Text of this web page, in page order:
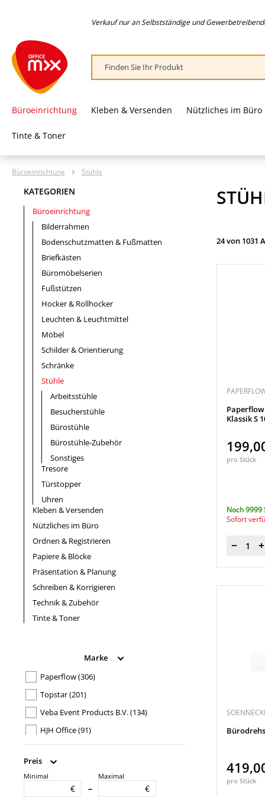
Verkauf nur an Selbstständige und
Büroeinrichtung Kleben & Versenden Nützliches im Büro
Tinte & Toner
Büroeinrichtung Stühle
KATEGORIEN
Büroeinrichtung
Bilderrahmen
Bodenschutzmatten & Fußmatten
Briefkästen
Büromöbelserien
Fußstützen
Hocker & Rollhocker
Leuchten & Leuchtmittel
Möbel
Schilder & Orientierung
Schränke
Stühle
Arbeitsstühle
Besucherstühle
Bürostühle
Bürostühle-Zubehör
Sonstiges
Tresore
Türstopper
Uhren
Kleben & Versenden
Nützliches im Büro
Ordnen & Registrieren
Papiere & Blöcke
Präsentation & Planung
Schreiben & Korrigieren
Technik & Zubehör
Tinte & Toner
Marke
Paperflow(306)
Topstar(201)
Veba Event Products B.V.(134)
HJH Office(91)
memo(63)
Sedus
Mey Systems GmbH(34)
Preis
Minimal
€ –
Maximal
€
optionales Zubehör
24 von 1031
Klassik S
pro Stück
Noch 9999
Sofort
Menge
pro Stück